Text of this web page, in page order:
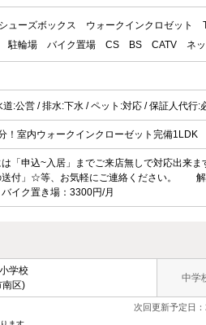
シューズボックス ウォークインクロゼット
駐輪場 バイク置場 CS BS CATV ネ
道:公営 / 排水:下水 / ペット:対応 / 保証人代行:
！室内ウォークインクローゼット完備1LDK
「申込~入居」までご来店無しで対応出来
付」☆等、お気軽にご連絡ください。
イク置き場：3300円/月
学校
南区)
中学
次回更新予定日